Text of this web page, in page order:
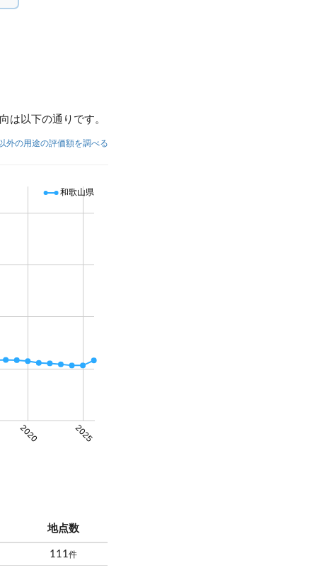
は以下の通りです。
外の用途の評価額を調べる
2020 2025
和歌山県
地点数
111件